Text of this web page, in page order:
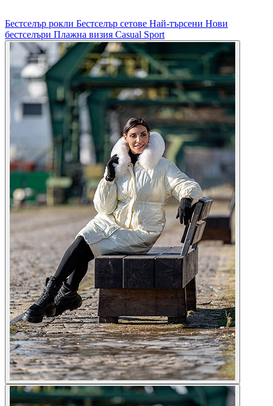
Бестселър рокли Бестселър сетове Най-търсени Нови
бестселъри Плажна визия Casual Sport